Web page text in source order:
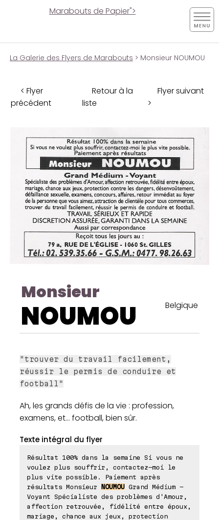
Marabouts de Papier">
La Galerie des Flyers de Marabouts > Monsieur NOUMOU
< Flyer
précédent
Retour à la
liste
Flyer suivant
>
Monsieur
NOUMOU Belgique
"trouver du travail facilement,
réussir le permis de conduire et
football"
Ah, les grands défis de la vie : profession,
examens, et... football, bien sûr.
Texte intégral du flyer
Résultat 100% dans la semaine Si vous ne
voulez plus souffrir, contactez-moi le
plus vite possible. Paiement après
résultats Monsieur NOUMOU Grand Médium -
Voyant Spécialiste des problèmes d'Amour,
affection retrouvée, fidélité entre époux,
mariage, chance aux jeux, protection